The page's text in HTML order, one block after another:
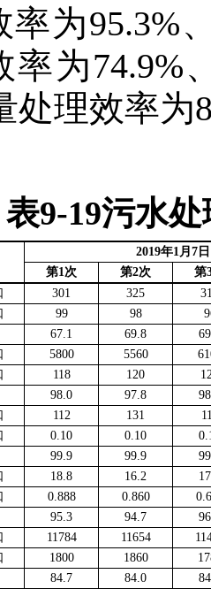
率为95.3%
率为74.9%
处理效率为
表9-19污水
2019年1 月7 日
第1次 第2次 第
301 325
99 98
67.1 69.8
5800 5560
118 120
98.0 97.8
112 131
0.10 0.10
99.9 99.9
18.8 16.2
0.888 0.860
95.3 94.7
11784 11654
1800 1860
84.7 84.0